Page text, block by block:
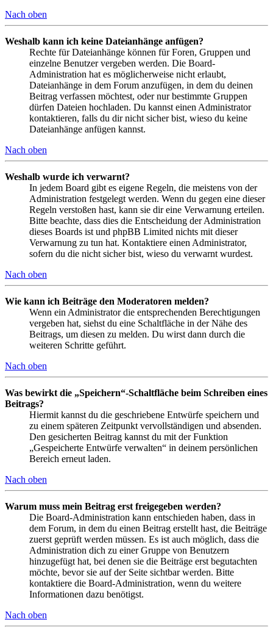
Nach oben
Weshalb kann ich keine Dateianhänge anfügen?
Rechte für Dateianhänge können für Foren, Gruppen und
einzelne Benutzer vergeben werden. Die Board-
Administration hat es möglicherweise nicht erlaubt,
Dateianhänge in dem Forum anzufügen, in dem du deinen
Beitrag verfassen möchtest, oder nur bestimmte Gruppen
dürfen Dateien hochladen. Du kannst einen Administrator
kontaktieren, falls du dir nicht sicher bist, wieso du keine
Dateianhänge anfügen kannst.
Nach oben
Weshalb wurde ich verwarnt?
In jedem Board gibt es eigene Regeln, die meistens von der
Administration festgelegt werden. Wenn du gegen eine dieser
Regeln verstoßen hast, kann sie dir eine Verwarnung erteilen.
Bitte beachte, dass dies die Entscheidung der Administration
dieses Boards ist und phpBB Limited nichts mit dieser
Verwarnung zu tun hat. Kontaktiere einen Administrator,
sofern du die nicht sicher bist, wieso du verwarnt wurdest.
Nach oben
Wie kann ich Beiträge den Moderatoren melden?
Wenn ein Administrator die entsprechenden Berechtigungen
vergeben hat, siehst du eine Schaltfläche in der Nähe des
Beitrags, um diesen zu melden. Du wirst dann durch die
weiteren Schritte geführt.
Nach oben
Was bewirkt die „Speichern“-Schaltfläche beim Schreiben eines
Beitrags?
Hiermit kannst du die geschriebene Entwürfe speichern und
zu einem späteren Zeitpunkt vervollständigen und absenden.
Den gesicherten Beitrag kannst du mit der Funktion
„Gespeicherte Entwürfe verwalten“ in deinem persönlichen
Bereich erneut laden.
Nach oben
Warum muss mein Beitrag erst freigegeben werden?
Die Board-Administration kann entschieden haben, dass in
dem Forum, in dem du einen Beitrag erstellt hast, die Beiträge
zuerst geprüft werden müssen. Es ist auch möglich, dass die
Administration dich zu einer Gruppe von Benutzern
hinzugefügt hat, bei denen sie die Beiträge erst begutachten
möchte, bevor sie auf der Seite sichtbar werden. Bitte
kontaktiere die Board-Administration, wenn du weitere
Informationen dazu benötigst.
Nach oben